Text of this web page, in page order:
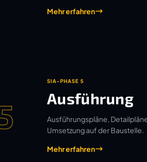
Mehr erfahren
SIA-PHASE 5
Ausführung
Ausführungspläne,
Umsetzung auf der Baustelle.
Mehr erfahren